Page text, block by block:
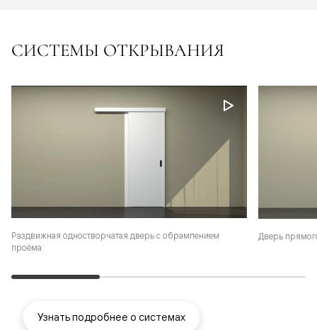
СИСТЕМЫ ОТКРЫВАНИЯ
Раздвижная одностворчатая дверь с обрамлением
проёма
Дверь
Узнать подробнее о системах